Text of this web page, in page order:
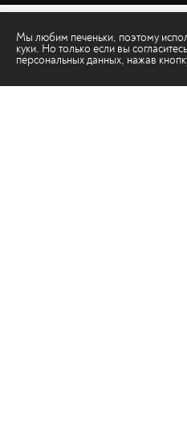
Мы любим печеньки, поэтому
куки. Но только если вы
персональных данных, нажав